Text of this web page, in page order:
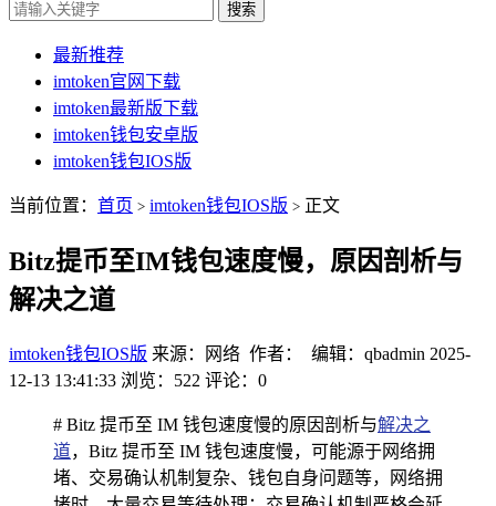
搜索
最新推荐
imtoken官网下载
imtoken最新版下载
imtoken钱包安卓版
imtoken钱包IOS版
当前位置： 首页 > imtoken钱包IOS版 > 正文
Bitz提币至IM钱包速度慢，原因剖析与
解决之道
imtoken钱包IOS版 来源：网络 作者： 编辑：qbadmin 2025-
12-13 13:41:33 浏览：522 评论：0
# Bitz 提币至 IM 钱包速度慢的原因剖析与解决之
道，Bitz 提币至 IM 钱包速度慢，可能源于网络拥
堵、交易确认机制复杂、钱包自身问题等，网络拥